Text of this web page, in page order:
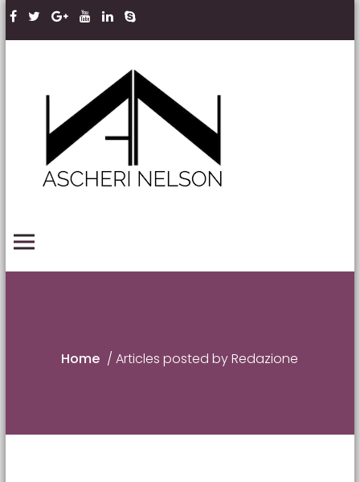
Skip to content
Home /Articles posted by Redazione